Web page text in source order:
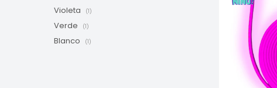
Violeta (1)
Verde (1)
Blanco (1)